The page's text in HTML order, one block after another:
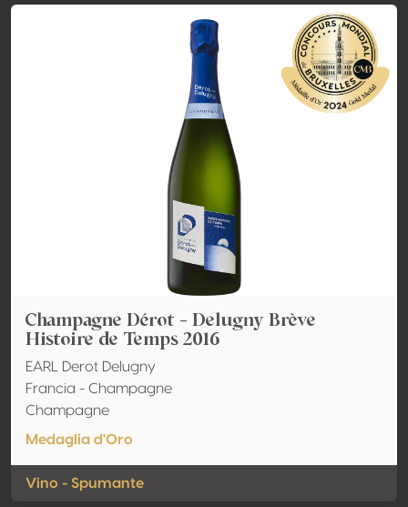
Champagne Dérot - Delugny Brève
Histoire de Temps 2016
EARL Derot Delugny
Francia - Champagne
Champagne
Medaglia d'Oro
Vino - Spumante